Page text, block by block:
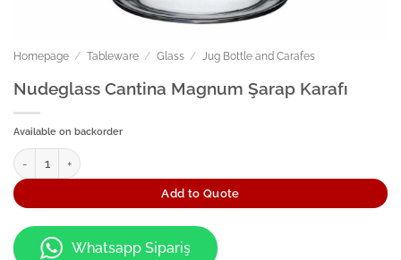
Homepage / Tableware / Glass / Jug Bottle and Carafes
Nudeglass Cantina Magnum Şarap Karafı
Available on backorder
Nudeglass Cantina Magnum Şarap Karafı quantity
Add to Quote
Whatsapp Sipariş